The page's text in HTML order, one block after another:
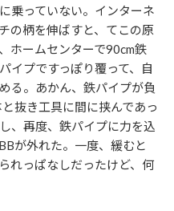
乗っていない。インターネ
の柄を伸ばすと、てこの原
ホームセンターで90cm鉄
イプですっぽり覆って、自
る。あかん、鉄パイプが負
抜き工具に間に挟んであっ
、再度、鉄パイプに力を込
が外れた。一度、緩むと
れっぱなしだったけど、何